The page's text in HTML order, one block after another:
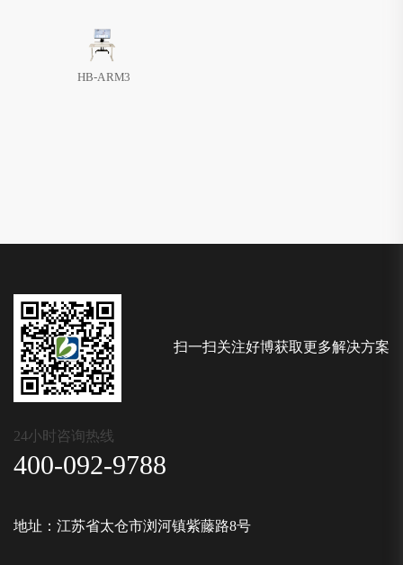
HB-ARM3
扫一扫关注好博获取更多解决方案
24小时咨询热线
400-092-9788
地址：江苏省太仓市浏河镇紫藤路8号